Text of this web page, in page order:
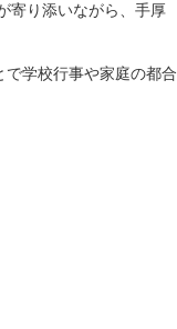
寄り添いながら、手厚
学校行事や家庭の都合